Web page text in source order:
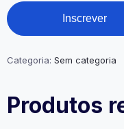
Teologia
da
História
Israel
Inscrever
Categoria: Sem categoria
Produtos